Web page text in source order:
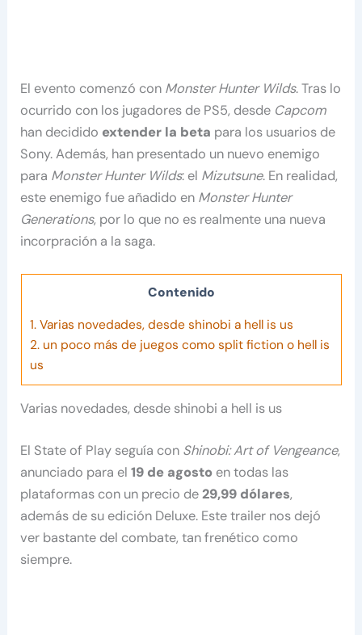
El evento comenzó con Monster Hunter Wilds. Tras lo
ocurrido con los jugadores de PS5, desde Capcom
han decidido extender la beta para los usuarios de
Sony. Además, han presentado un nuevo enemigo
para Monster Hunter Wilds: el Mizutsune. En realidad,
este enemigo fue añadido en Monster Hunter
Generations, por lo que no es realmente una nueva
incorpración a la saga.
Contenido
1.Varias novedades, desde shinobi a hell is us
2.un poco más de juegos como split fiction o hell is
us
Varias novedades, desde shinobi a hell is us
El State of Play seguía con Shinobi: Art of Vengeance,
anunciado para el19 de agosto en todas las
plataformas con un precio de29,99 dólares,
además de su edición Deluxe. Este trailer nos dejó
ver bastante del combate, tan frenético como
siempre.